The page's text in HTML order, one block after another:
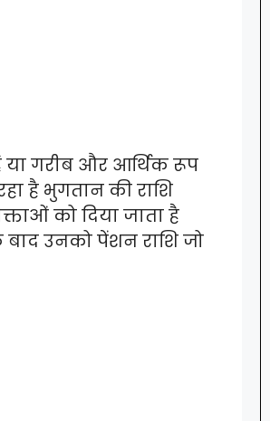
या गरीब और आर्थिक रूप
है भुगतान की राशि
को दिया जाता है
बाद उनको पेंशन राशि जो